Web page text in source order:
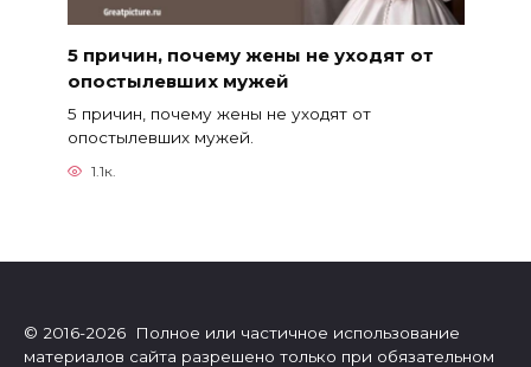
5 причин, почему жены не уходят от
опостылевших мужей
5 причин, почему жены не уходят от
опостылевших мужей.
1.1к.
© 2016-2026 Полное или частичное использование
материалов сайта разрешено только при обязательном